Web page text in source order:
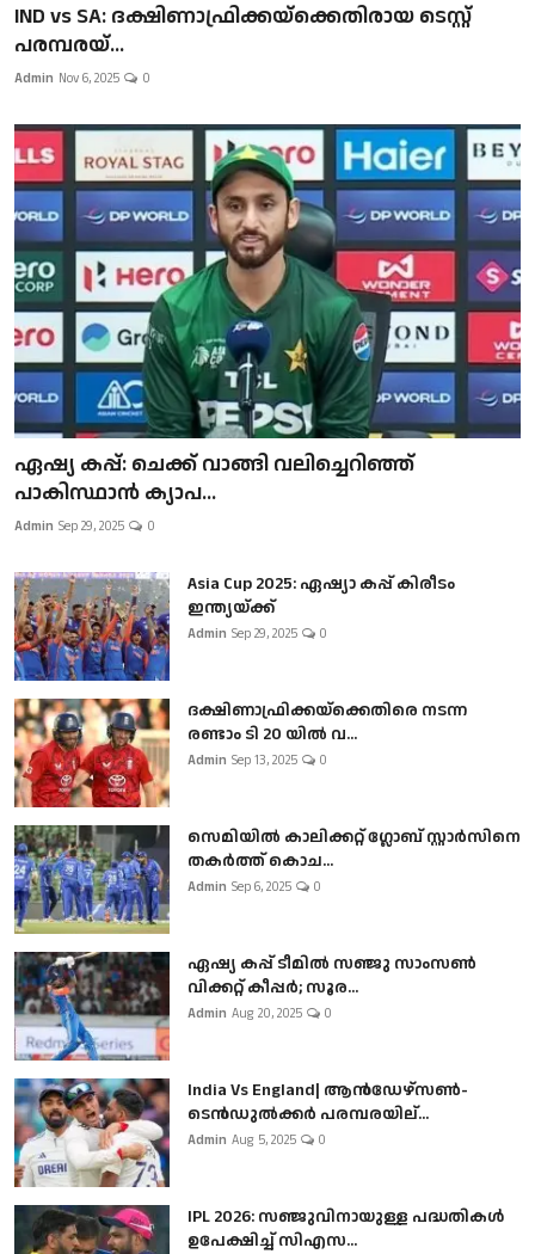
IND vs SA: ദക്ഷിണാഫ്രിക്കയ്‌ക്കെതിരായ ടെസ്റ്റ്
പരമ്പരയ്...
Admin Nov 6, 2025 0
ഏഷ്യ കപ്പ്: ചെക്ക് വാങ്ങി വലിച്ചെറിഞ്ഞ്
പാകിസ്ഥാൻ ക്യാപ...
Admin Sep 29, 2025 0
Asia Cup 2025: ഏഷ്യാ കപ്പ് കിരീടം
ഇന്ത്യയ്ക്ക്
Admin Sep 29, 2025 0
ദക്ഷിണാഫ്രിക്കയ്‌ക്കെതിരെ നടന്ന
രണ്ടാം ടി 20 യിൽ വ...
Admin Sep 13, 2025 0
സെമിയിൽ കാലിക്കറ്റ് ഗ്ലോബ് സ്റ്റാർസിനെ
തകർത്ത് കൊച...
Admin Sep 6, 2025 0
ഏഷ്യ കപ്പ് ടീമിൽ സഞ്ജു സാംസൺ
വിക്കറ്റ് കീപ്പർ; സൂര...
Admin Aug 20, 2025 0
India Vs England| ആൻഡേഴ്സൺ-
ടെൻഡുല്‍ക്കർ പരമ്പരയില്...
Admin Aug 5, 2025 0
IPL 2026: സഞ്ജുവിനായുള്ള പദ്ധതികൾ
ഉപേക്ഷിച്ച് സിഎസ...